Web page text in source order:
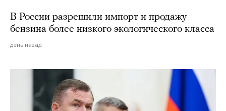
В России разрешили импорт и продажу
бензина более низкого экологического класса
день назад